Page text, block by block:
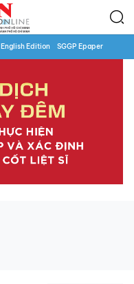
English Edition SGGP Epaper